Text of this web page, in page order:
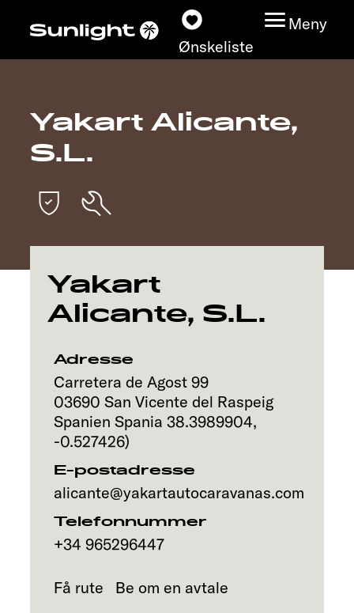
Ønskeliste
Meny
Modeller
Finn din Sunlight
Oppdage
Yakart Alicante,
S.L.
Yakart
Alicante, S.L.
Adresse
Carretera de Agost 99
03690 San Vicente del Raspeig
Spanien Spania 38.3989904,
-0.527426)
E-postadresse
alicante@yakartautocaravanas.com
Telefonnummer
+34 965296447
Få rute Be om en avtale